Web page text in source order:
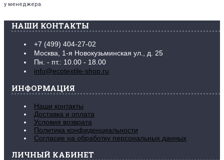
у менеджера.
НАШИ КОНТАКТЫ
+7 (499) 404-27-02
Москва, 1-я Новокузьминская ул., д. 25
Пн. - пт.: 10.00 - 18.00
info@ecotextile-shop.ru
ИНФОРМАЦИЯ
Наши контакты
Доставка и оплата
Условия возврата
Политика конфиденциальности
Согласие на обработку персональных данных
ЛИЧНЫЙ КАБИНЕТ